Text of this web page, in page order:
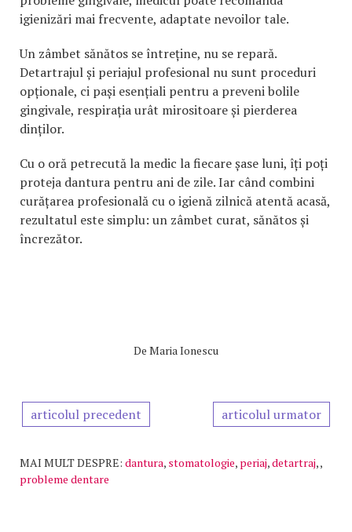
igienizări mai frecvente, adaptate nevoilor tale.
Un zâmbet sănătos se întreține, nu se repară.
Detartrajul și periajul profesional nu sunt proceduri
opționale, ci pași esențiali pentru a preveni bolile
gingivale, respirația urât mirositoare și pierderea
dinților.
Cu o oră petrecută la medic la fiecare șase luni, îți poți
proteja dantura pentru ani de zile. Iar când combini
curățarea profesională cu o igienă zilnică atentă acasă,
rezultatul este simplu: un zâmbet curat, sănătos și
încrezător.
De Maria Ionescu
articolul precedent articolul urmator
MAI MULT DESPRE: dantura, stomatologie, periaj,detartraj,,
probleme dentare